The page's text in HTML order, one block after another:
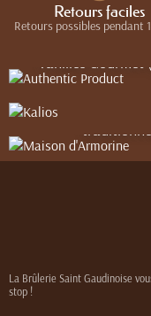
Retours faciles
Retours possibles pendant
C’est à tous les
Products
vanilles
Le meilleur du terroir
Le savoureux
Breton pur beurre ou
de Salidou au
La Brûlerie Saint Gaudinoise
stop !